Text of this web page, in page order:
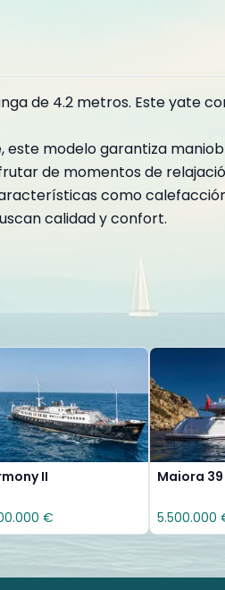
de 4.2 metros. Este yate
este modelo garantiza
de momentos de
como
calidad y confort.
II
€
Maiora 39
5.500.000